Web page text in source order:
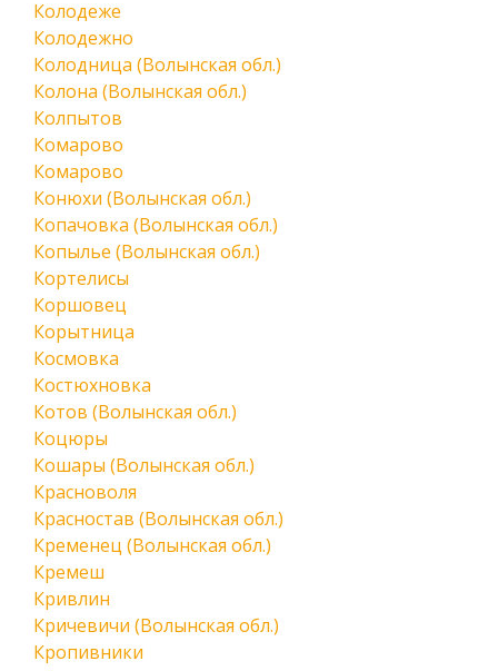
Колодеже
Колодежно
Колодница (Волынская обл.)
Колона (Волынская обл.)
Колпытов
Комарово
Комарово
Конюхи (Волынская обл.)
Копачовка (Волынская обл.)
Копылье (Волынская обл.)
Кортелисы
Коршовец
Корытница
Космовка
Костюхновка
Котов (Волынская обл.)
Коцюры
Кошары (Волынская обл.)
Красноволя
Красностав (Волынская обл.)
Кременец (Волынская обл.)
Кремеш
Кривлин
Кричевичи (Волынская обл.)
Кропивники